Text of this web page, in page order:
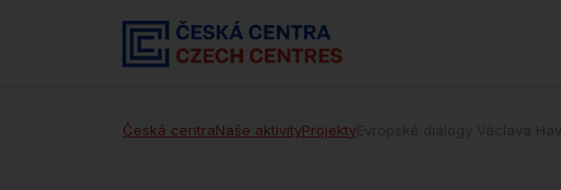
Česká centraNaše aktivityProjekty